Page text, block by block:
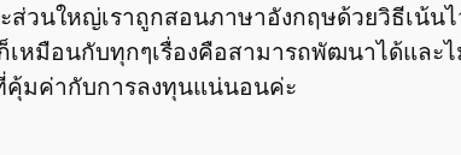
ะส่วนใหญ่เราถูกสอนภาษาอังกฤษด้วยวิธีเน้
หมือนกับทุกๆเรื่องคือสามารถพัฒนาได้และ
มค่ากับการลงทุนแน่นอนค่ะ